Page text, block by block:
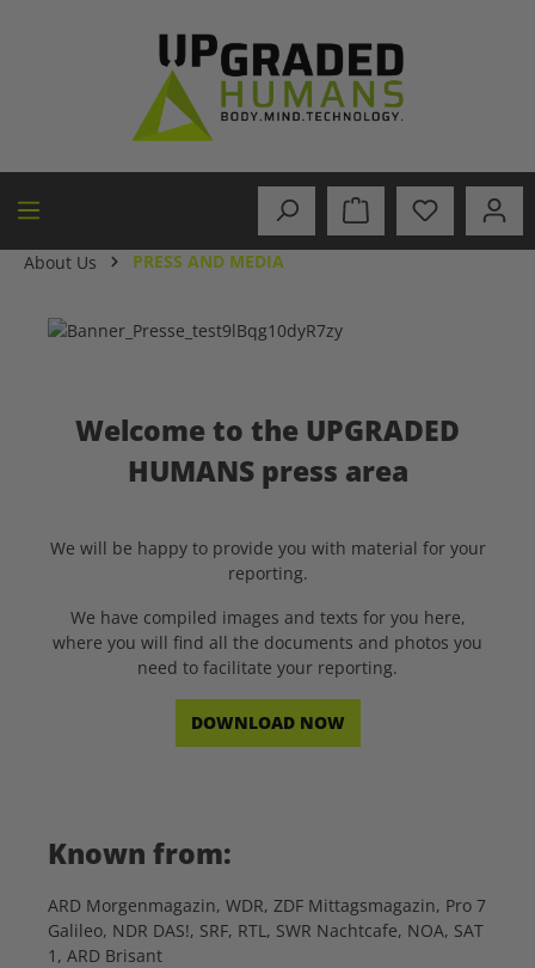
About Us PRESS AND MEDIA
Welcome to the UPGRADED
HUMANS press area
We will be happy to provide you with material for your
reporting.
We have compiled images and texts for you here,
where you will find all the documents and photos you
need to facilitate your reporting.
DOWNLOAD NOW
Known from:
ARD Morgenmagazin, WDR, ZDF Mittagsmagazin, Pro 7
Galileo, NDR DAS!, SRF, RTL, SWR Nachtcafe, NOA, SAT
1, ARD Brisant